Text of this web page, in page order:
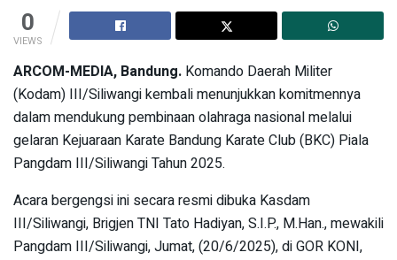
0
VIEWS
ARCOM-MEDIA, Bandung. Komando Daerah Militer
(Kodam) III/Siliwangi kembali menunjukkan komitmennya
dalam mendukung pembinaan olahraga nasional melalui
gelaran Kejuaraan Karate Bandung Karate Club (BKC) Piala
Pangdam III/Siliwangi Tahun 2025.
Acara bergengsi ini secara resmi dibuka Kasdam
III/Siliwangi, Brigjen TNI Tato Hadiyan, S.I.P., M.Han., mewakili
Pangdam III/Siliwangi, Jumat, (20/6/2025), di GOR KONI,